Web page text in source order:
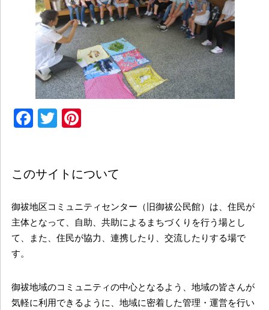
Facebook
Twitter
このサイトについて
御祓地区コミュニティセンター（旧御祓公民館）は、住民が
主体となって、自助、共助によるまちづくりを行う場とし
て、また、住民が協力、連携したり、交流したりする場で
す。
御祓地域のコミュニティの中心となるよう、地域の皆さんが
気軽に利用できるように、地域に密着した管理・運営を行い